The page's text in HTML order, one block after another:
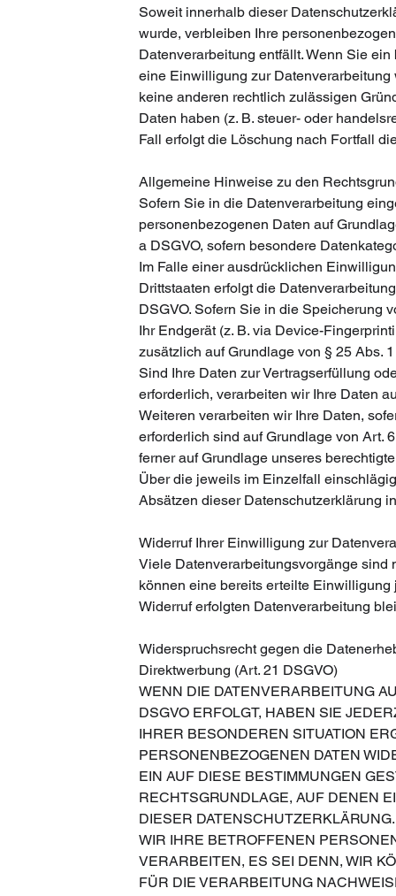
Soweit innerhalb dieser
wurde, verbleiben Ihre
Datenverarbeitung entfällt. Wenn Sie
eine Einwilligung zur
keine anderen rechtlich zulässigen
Daten haben (z. B. steuer- oder
Fall erfolgt die Löschung nach Fortfall
Allgemeine Hinweise zu den
Sofern Sie in die Datenverarbeitung
personenbezogenen Daten auf
a DSGVO, sofern besondere
Im Falle einer ausdrücklichen
Drittstaaten erfolgt die
DSGVO. Sofern Sie in die Speicherung
Ihr Endgerät (z. B. via Device-
zusätzlich auf Grundlage von § 25 Abs.
Sind Ihre Daten zur Vertragserfüllung
erforderlich, verarbeiten wir Ihre Daten
Weiteren verarbeiten wir Ihre Daten,
erforderlich sind auf Grundlage von Art.
ferner auf Grundlage unseres
Über die jeweils im Einzelfall
Absätzen dieser Datenschutzerklärung
Widerruf Ihrer Einwilligung zur
Viele Datenverarbeitungsvorgänge
können eine bereits erteilte
Widerruf erfolgten Datenverarbeitung
Widerspruchsrecht gegen die
Direktwerbung (Art. 21 DSGVO)
WENN DIE DATENVERARBEITUNG
DSGVO ERFOLGT, HABEN SIE
IHRER BESONDEREN SITUATION
PERSONENBEZOGENEN DATEN
EIN AUF DIESE BESTIMMUNGEN
RECHTSGRUNDLAGE, AUF DENEN
DIESER
WIR IHRE BETROFFENEN
VERARBEITEN, ES SEI DENN, WIR
FÜR DIE VERARBEITUNG